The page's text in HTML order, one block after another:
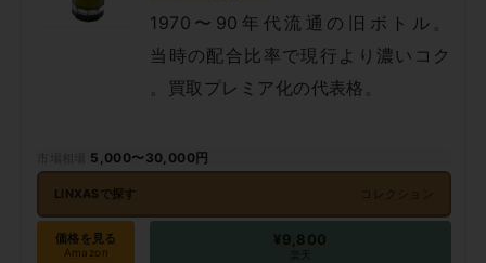
5,000〜30,000円
1970〜90年代流通の旧ボトル。
当時の配合比率で現行より濃いコク
。買取プレミア化の代表格。
LINXASで探す コレクション
価格を見る
Amazon
¥9,800
楽天